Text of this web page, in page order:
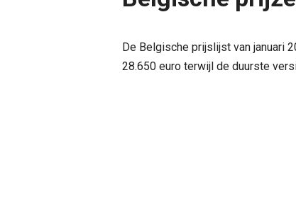
De Belgische prijslijst van januari
28.650 euro terwijl de duurste